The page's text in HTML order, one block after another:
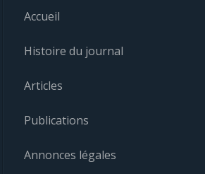
Accueil
Histoire du journal
Articles
Publications
Annonces légales